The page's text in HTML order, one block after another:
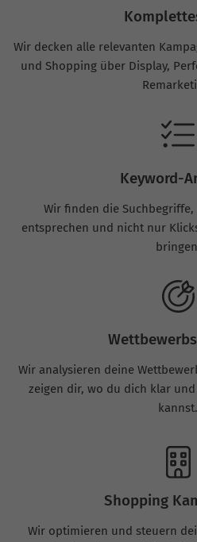
Wir decken alle relevanten
und Shopping über Display,
Keyword-
Wir finden die
entsprechen und nicht nur
Wir analysieren deine
zeigen dir, wo du dich klar
kannst.
Shopping
Wir optimieren und steuern